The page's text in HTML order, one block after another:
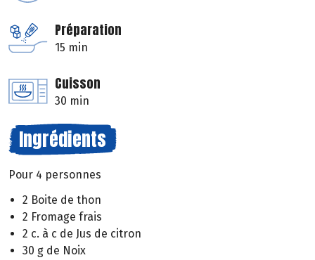
Préparation
15 min
Cuisson
30 min
Ingrédients
Pour 4 personnes
2 Boite de thon
2 Fromage frais
2 c. à c de Jus de citron
30 g de Noix